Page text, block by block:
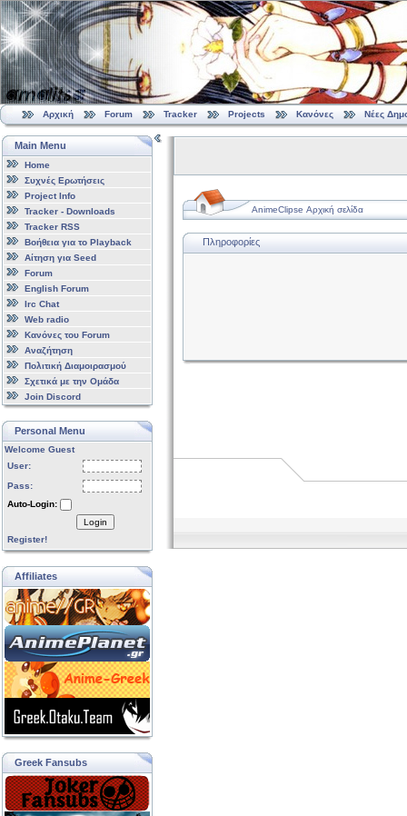
Αρχική Forum Tracker Projects Κανόνες Νέες
Main Menu
Home
Συχνές Ερωτήσεις
Project Info
Tracker - Downloads
Tracker RSS
Βοήθεια για το Playback
Αίτηση για Seed
Forum
English Forum
Irc Chat
Web radio
Κανόνες του Forum
Αναζήτηση
Πολιτική Διαμοιρασμού
Σχετικά με την Ομάδα
Join Discord
Personal Menu
Welcome Guest
User:
Pass:
Auto-Login:
Login
Register!
Affiliates
Greek Fansubs
AnimeClipse Αρχική σελίδα
Πληροφορίες